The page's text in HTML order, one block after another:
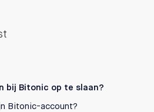
bij Bitonic op te slaan?
Bitonic-account?